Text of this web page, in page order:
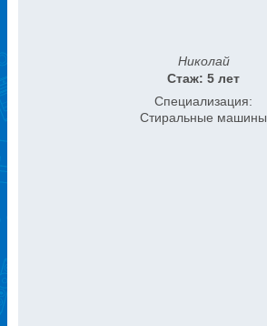
Николай
Стаж: 5 лет
Специализация:
Стиральные машины